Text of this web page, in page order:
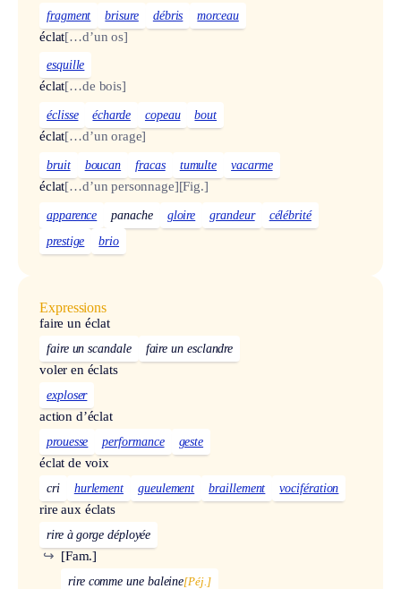
fragment brisure débris morceau
éclat[…d’un os]
esquille
éclat[…de bois]
éclisse écharde copeau bout
éclat[…d’un orage]
bruit boucan fracas tumulte vacarme
éclat[…d’un personnage][Fig.]
apparence panache gloire grandeur
célébrité
prestige
brio
Expressions
faire un éclat
faire un scandale faire un esclandre
voler en éclats
exploser
action d’éclat
prouesse performance geste
éclat de voix
cri hurlement gueulement braillement vocifération
rire aux éclats
rire à gorge déployée
[Fam.]
↪
rire comme une baleine[Péj.]